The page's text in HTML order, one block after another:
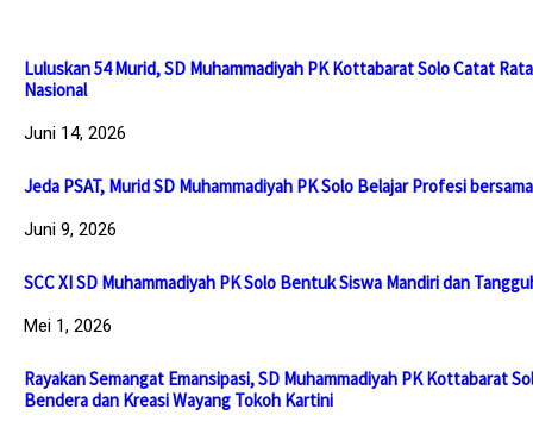
Luluskan 54 Murid, SD Muhammadiyah PK Kottabarat Solo Catat
Nasional
Juni 14, 2026
Jeda PSAT, Murid SD Muhammadiyah PK Solo Belajar Profesi
Juni 9, 2026
SCC XI SD Muhammadiyah PK Solo Bentuk Siswa Mandiri dan
Mei 1, 2026
Rayakan Semangat Emansipasi, SD Muhammadiyah PK Kottabarat
Bendera dan Kreasi Wayang Tokoh Kartini